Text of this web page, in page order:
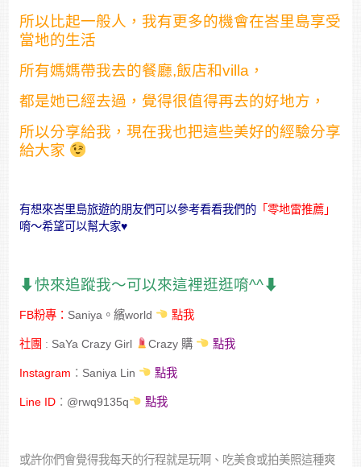
所以比起一般人，我有更多的機會在峇里島享受
當地的生活
所有媽媽帶我去的餐廳,飯店和villa，
都是她已經去過，覺得很值得再去的好地方，
所以分享給我，現在我也把這些美好的經驗分享
給大家
有想來峇里島旅遊的朋友們可以參考看看我們的「零地雷推薦」
唷～希望可以幫大家♥
⬇︎快來追蹤我～可以來這裡逛逛唷^^⬇︎
FB粉專： Saniya。繽world 點我
社團 : SaYa Crazy Girl Crazy 購 點我
Instagram ： Saniya Lin 點我
Line ID： @rwq9135q 點我
或許你們會覺得我每天的行程就是玩啊、吃美食或拍美照這種爽